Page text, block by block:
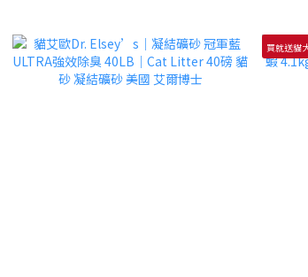
買就送貓